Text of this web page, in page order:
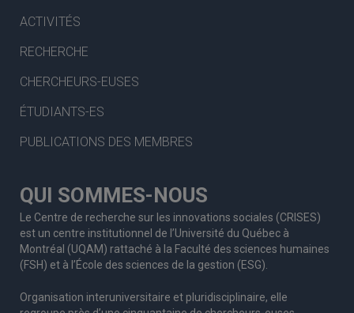
ACTIVITÉS
RECHERCHE
CHERCHEURS-EUSES
ÉTUDIANTS-ES
PUBLICATIONS DES MEMBRES
QUI SOMMES-NOUS
Le Centre de recherche sur les innovations sociales (CRISES)
est un centre institutionnel de l’Université du Québec à
Montréal (UQAM) rattaché à la Faculté des sciences humaines
(FSH) et à l’École des sciences de la gestion (ESG).
Organisation interuniversitaire et pluridisciplinaire, elle